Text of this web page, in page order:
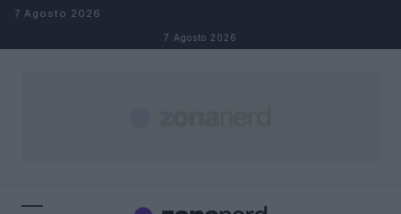
Salta al contenuto
7 Agosto 2026
7 Agosto 2026